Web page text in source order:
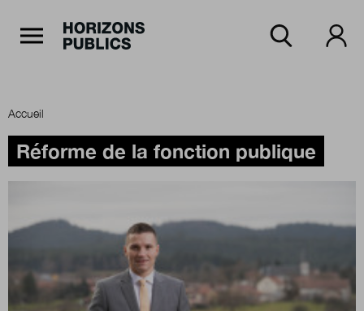
Accueil
Rubriques
Thèmes
Accueil
Réforme de la fonction publique